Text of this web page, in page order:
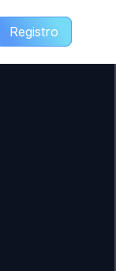
Registro